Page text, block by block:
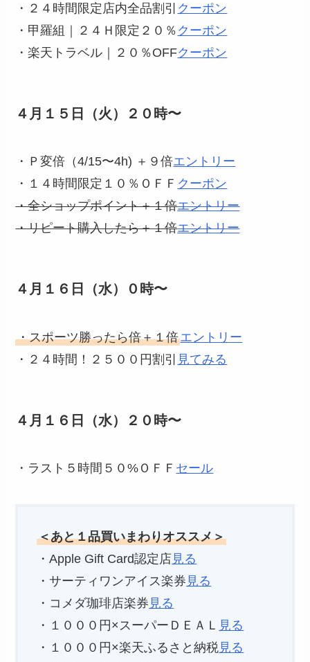
・２４時間限定店内全品割引 クーポン
・甲羅組｜２４Ｈ限定２０％ クーポン
・楽天トラベル｜２０％OFFクーポン
４月１５日（火）２０時〜
・Ｐ変倍（4/15〜4h) ＋９倍エントリー
・１４時間限定１０％ＯＦＦ クーポン
・全ショップポイント＋１倍エントリー
・リピート購入したら＋１倍エントリー
４月１６日（水）０時〜
・スポーツ勝ったら倍＋１倍エントリー
・２４時間！２５００円割引 見てみる
４月１６日（水）２０時〜
・ラスト５時間５０%ＯＦＦ セール
＜あと１品買いまわりオススメ＞
・Apple Gift Card認定店見る
・サーティワンアイス楽券 見る
・コメダ珈琲店楽券 見る
・１０００円×スーパーＤＥＡＬ 見る
・１０００円×楽天ふるさと納税見る